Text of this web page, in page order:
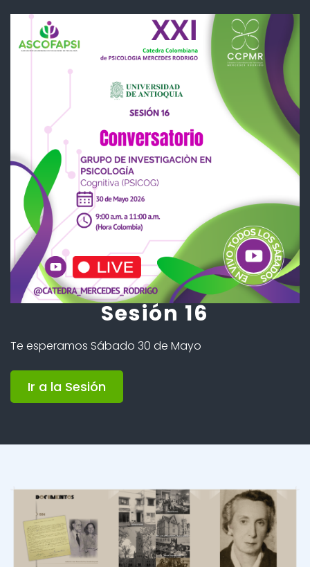
Sesión 16
Te esperamos Sábado 30 de Mayo
Ir a la Sesión